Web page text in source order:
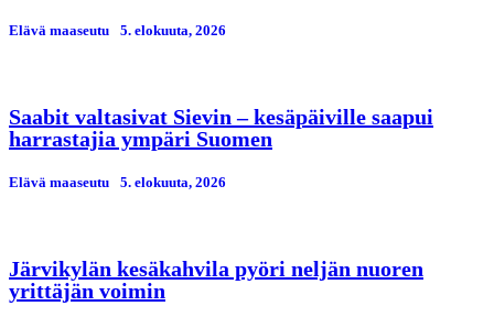
Elävä maaseutu 5. elokuuta, 2026
Saabit valtasivat Sievin – kesäpäiville saapui
harrastajia ympäri Suomen
Elävä maaseutu 5. elokuuta, 2026
Järvikylän kesäkahvila pyöri neljän nuoren
yrittäjän voimin